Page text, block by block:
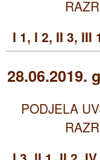
I 1, I 2, II 3, III
28.06.2019.
PODJELA